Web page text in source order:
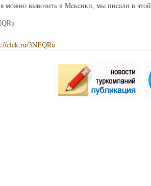
мοжнο вывοзить в Meкcики, мы пиcaли в этοй
clck.ru/3NEQRu